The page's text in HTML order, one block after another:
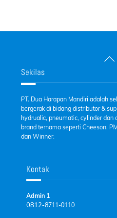
To
Sekilas
PT. Dua Harapan Mandiri adalah
bergerak di bidang distributor &
hydrualic, pneumatic, cylinder dan
brand ternama seperti Cheeson,
dan Winner.
Kontak
Admin 1
0812-8711-0110